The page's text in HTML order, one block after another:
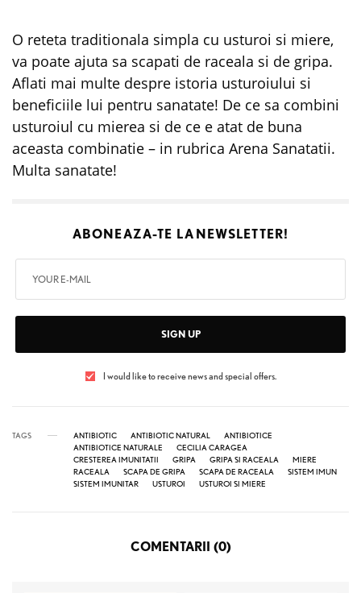
O reteta traditionala simpla cu usturoi si miere,
va poate ajuta sa scapati de raceala si de gripa.
Aflati mai multe despre istoria usturoiului si
beneficiile lui pentru sanatate! De ce sa combini
usturoiul cu mierea si de ce e atat de buna
aceasta combinatie – in rubrica Arena Sanatatii.
Multa sanatate!
ABONEAZA-TE LA NEWSLETTER!
SIGN UP
I would like to receive news and special offers.
TAGS ANTIBIOTIC ANTIBIOTIC NATURAL
ANTIBIOTICE
ANTIBIOTICE NATURALE
CECILIA CARAGEA
CRESTEREA IMUNITATII
GRIPA GRIPA SI RACEALA
MIERE
RACEALA
SCAPA DE GRIPA SCAPA DE RACEALA
SISTEM IMUN
SISTEM IMUNITAR
USTUROI USTUROI SI MIERE
COMENTARII (0)